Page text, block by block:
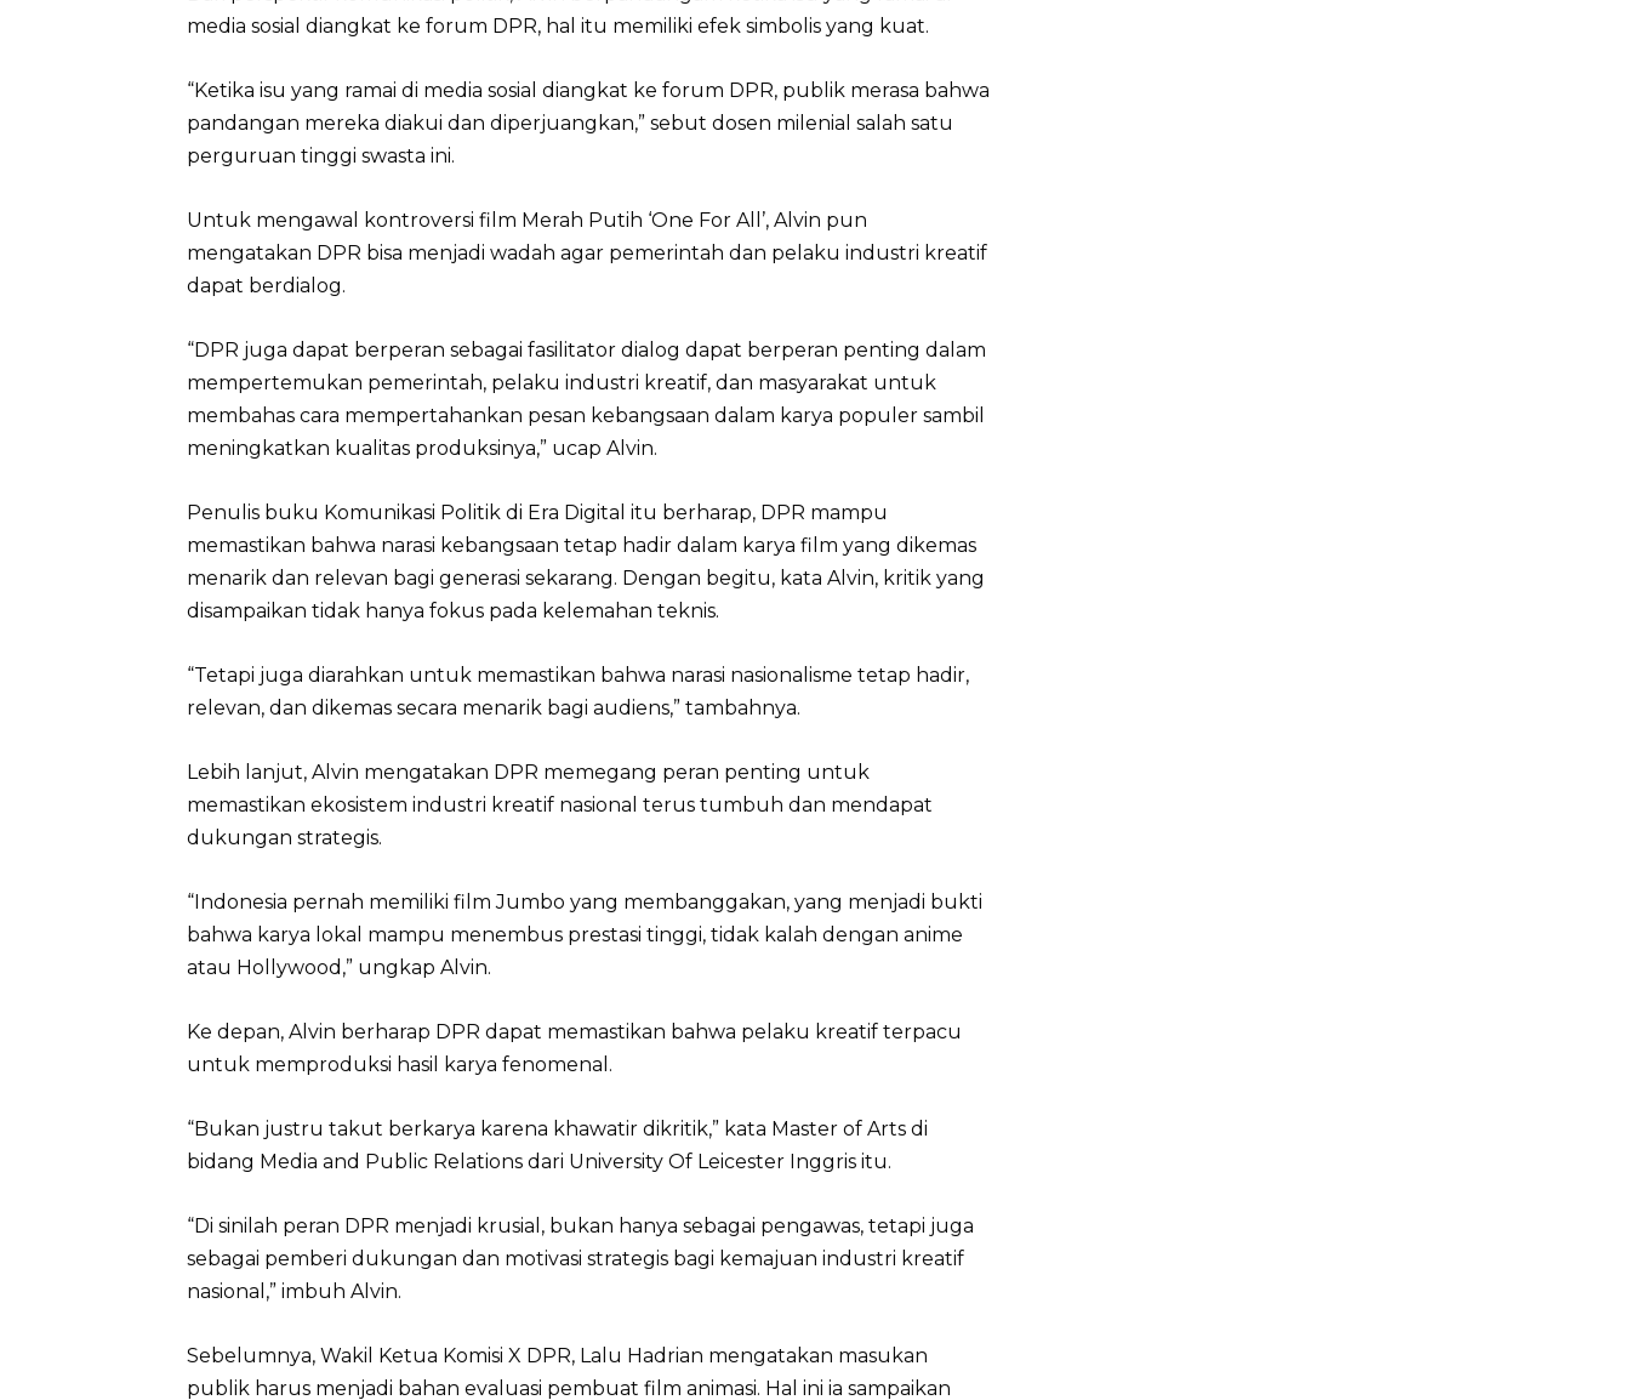
media sosial diangkat ke forum DPR, hal itu memiliki efek simbolis yang kuat.
“Ketika isu yang ramai di media sosial diangkat ke forum DPR, publik merasa bahwa
pandangan mereka diakui dan diperjuangkan,” sebut dosen milenial salah satu
perguruan tinggi swasta ini.
Untuk mengawal kontroversi film Merah Putih ‘One For All’, Alvin pun
mengatakan DPR bisa menjadi wadah agar pemerintah dan pelaku industri kreatif
dapat berdialog.
“DPR juga dapat berperan sebagai fasilitator dialog dapat berperan penting dalam
mempertemukan pemerintah, pelaku industri kreatif, dan masyarakat untuk
membahas cara mempertahankan pesan kebangsaan dalam karya populer sambil
meningkatkan kualitas produksinya,” ucap Alvin.
Penulis buku Komunikasi Politik di Era Digital itu berharap, DPR mampu
memastikan bahwa narasi kebangsaan tetap hadir dalam karya film yang dikemas
menarik dan relevan bagi generasi sekarang. Dengan begitu, kata Alvin, kritik yang
disampaikan tidak hanya fokus pada kelemahan teknis.
“Tetapi juga diarahkan untuk memastikan bahwa narasi nasionalisme tetap hadir,
relevan, dan dikemas secara menarik bagi audiens,” tambahnya.
Lebih lanjut, Alvin mengatakan DPR memegang peran penting untuk
memastikan ekosistem industri kreatif nasional terus tumbuh dan mendapat
dukungan strategis.
“Indonesia pernah memiliki film Jumbo yang membanggakan, yang menjadi bukti
bahwa karya lokal mampu menembus prestasi tinggi, tidak kalah dengan anime
atau Hollywood,” ungkap Alvin.
Ke depan, Alvin berharap DPR dapat memastikan bahwa pelaku kreatif terpacu
untuk memproduksi hasil karya fenomenal.
“Bukan justru takut berkarya karena khawatir dikritik,” kata Master of Arts di
bidang Media and Public Relations dari University Of Leicester Inggris itu.
“Di sinilah peran DPR menjadi krusial, bukan hanya sebagai pengawas, tetapi juga
sebagai pemberi dukungan dan motivasi strategis bagi kemajuan industri kreatif
nasional,” imbuh Alvin.
Sebelumnya, Wakil Ketua Komisi X DPR, Lalu Hadrian mengatakan masukan
publik harus menjadi bahan evaluasi pembuat film animasi. Hal ini ia sampaikan